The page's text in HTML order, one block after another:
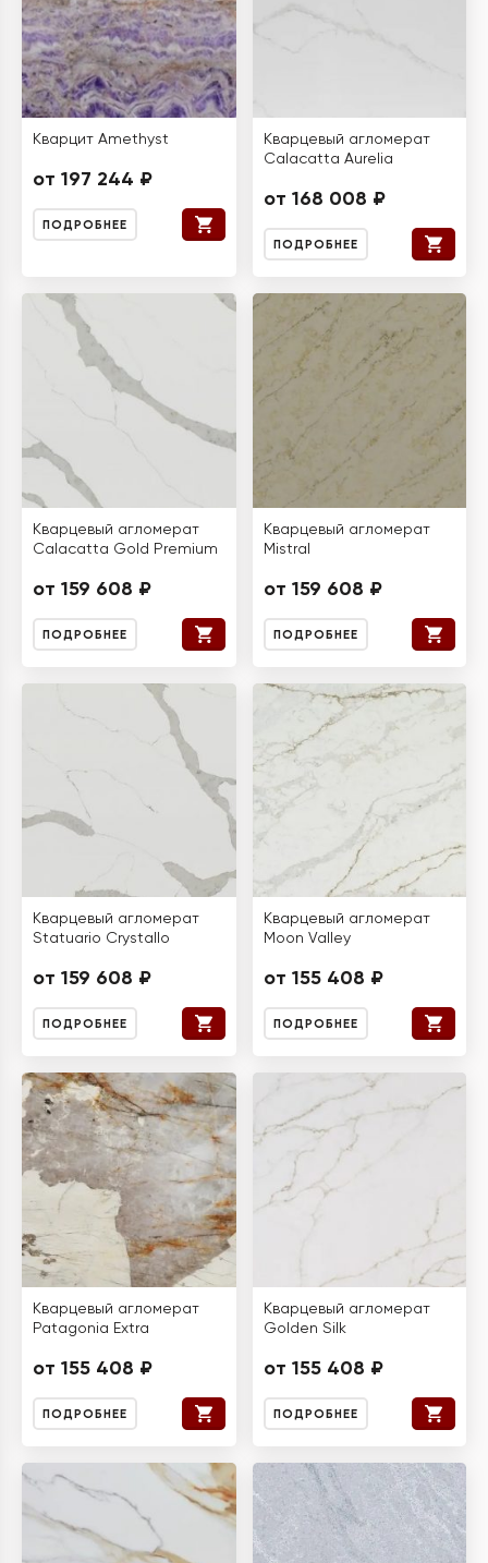
Кварцит Amethyst
от 197 244 ₽
ПОДРОБНЕЕ
Кварцевый агломерат
Calacatta Aurelia
от 168 008 ₽
ПОДРОБНЕЕ
Кварцевый агломерат
Calacatta Gold Premium
от 159 608 ₽
ПОДРОБНЕЕ
Кварцевый агломерат
Mistral
от 159 608 ₽
ПОДРОБНЕЕ
Кварцевый агломерат
Statuario Crystallo
от 159 608 ₽
ПОДРОБНЕЕ
Кварцевый агломерат
Moon Valley
от 155 408 ₽
ПОДРОБНЕЕ
Кварцевый агломерат
Patagonia Extra
от 155 408 ₽
ПОДРОБНЕЕ
Кварцевый агломерат
Golden Silk
от 155 408 ₽
ПОДРОБНЕЕ